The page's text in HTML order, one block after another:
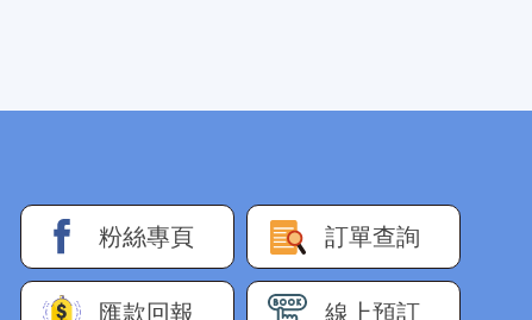
粉絲專頁 訂單查詢
匯款回報 線上預訂